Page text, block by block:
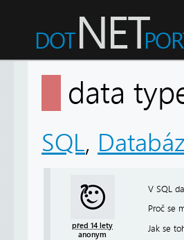
data
SQL,
před 14 lety
anonym
V SQL
Proč se
Jak se